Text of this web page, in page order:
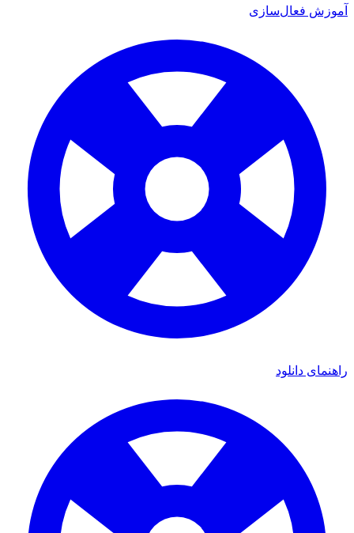
آموزش فعال‌سازی
راهنمای دانلود